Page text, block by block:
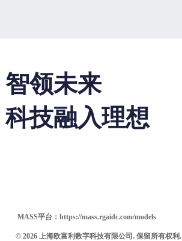
MASS平台： https://mass.rgaidc.com/models
© 2026 上海欧富利数字科技有限公司. 保留所有权利.
智领未来
科技融入理想